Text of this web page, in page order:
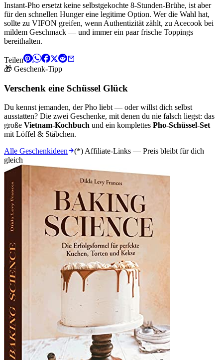
Instant-Pho ersetzt keine selbstgekochte 8-Stunden-Brühe, ist aber
für den schnellen Hunger eine legitime Option. Wer die Wahl hat,
sollte zu VIFON greifen, wenn Authentizität zählt, zu Acecook bei
mildem Geschmack — und immer ein paar frische Toppings
bereithalten.
Teilen
🎁 Geschenk-Tipp
Verschenk eine Schüssel Glück
Du kennst jemanden, der Pho liebt — oder willst dich selbst
ausstatten? Die zwei Geschenke, mit denen du nie falsch liegst: das
große Vietnam-Kochbuch und ein komplettes Pho-Schüssel-Set
mit Löffel & Stäbchen.
Alle Geschenkideen
(*) Affiliate-Links — Preis bleibt für dich
gleich